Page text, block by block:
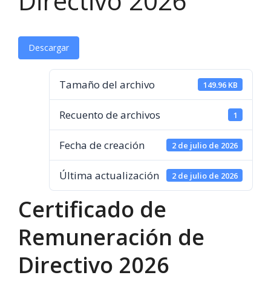
Descargar
Tamaño del archivo 149.96 KB
Recuento de archivos 1
Fecha de creación 2 de julio de 2026
Última actualización 2 de julio de 2026
Certificado de
Remuneración de
Directivo 2026